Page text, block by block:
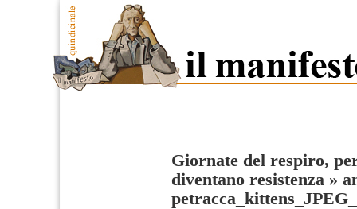
Giornate del respiro,
diventano resistenza »